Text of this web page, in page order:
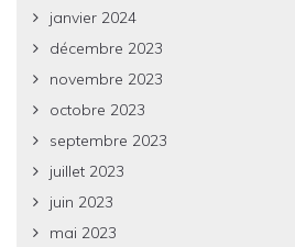
janvier 2024
décembre 2023
novembre 2023
octobre 2023
septembre 2023
juillet 2023
juin 2023
mai 2023